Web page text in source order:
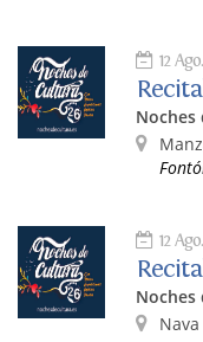
12 Ago.
Noches
12 Ago.
Noches